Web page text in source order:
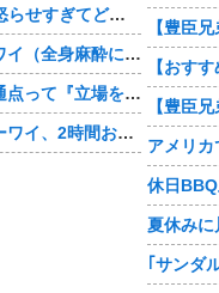
【悲報】ASDワイ、他人を怒らせすぎてどんな優しそうな人の怒り顔も余裕で想像できるようになってしまう
医者「麻酔かけますよ」 ワイ（全身麻酔に耐えて見せる！うおおおおおお！！！！）→
【発見】発達っぽい奴の共通点って『立場を理解できない』だよな
【悲報】おしっこモンスターワイ、2時間おきにトイレへ
アメリ